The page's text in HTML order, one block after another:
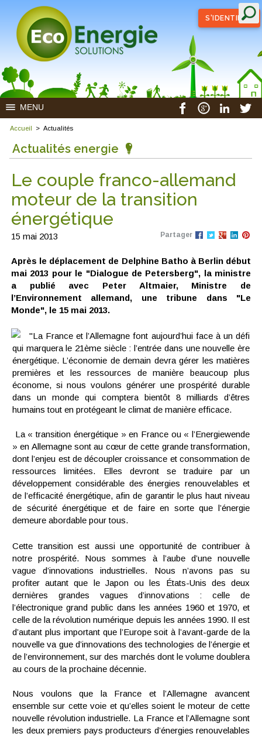
S'IDENTIFIER
MENU
Accueil > Actualités
Actualités energie
Le couple franco-allemand
moteur de la transition
énergétique
15 mai 2013 Partager
Après le déplacement de Delphine Batho à Berlin début
mai 2013 pour le "Dialogue de Petersberg", la ministre
a publié avec Peter Altmaier, Ministre de
l’Environnement allemand, une tribune dans "Le
Monde", le 15 mai 2013.
"La France et l’Allemagne font aujourd’hui face à un défi
qui marquera le 21ème siècle : l’entrée dans une nouvelle ère
énergétique. L’économie de demain devra gérer les matières
premières et les ressources de manière beaucoup plus
économe, si nous voulons générer une prospérité durable
dans un monde qui comptera bientôt 8 milliards d’êtres
humains tout en protégeant le climat de manière efficace.
La « transition énergétique » en France ou « l’Energiewende
» en Allemagne sont au cœur de cette grande transformation,
dont l’enjeu est de découpler croissance et consommation de
ressources limitées. Elles devront se traduire par un
développement considérable des énergies renouvelables et
de l’efficacité énergétique, afin de garantir le plus haut niveau
de sécurité énergétique et de faire en sorte que l’énergie
demeure abordable pour tous.
Cette transition est aussi une opportunité de contribuer à
notre prospérité. Nous sommes à l’aube d’une nouvelle
vague d’innovations industrielles. Nous n’avons pas su
profiter autant que le Japon ou les États-Unis des deux
dernières grandes vagues d’innovations : celle de
l’électronique grand public dans les années 1960 et 1970, et
celle de la révolution numérique depuis les années 1990. Il est
d’autant plus important que l’Europe soit à l’avant-garde de la
nouvelle va gue d’innovations des technologies de l’énergie et
de l’environnement, sur des marchés dont le volume doublera
au cours de la prochaine décennie.
Nous voulons que la France et l’Allemagne avancent
ensemble sur cette voie et qu’elles soient le moteur de cette
nouvelle révolution industrielle. La France et l’Allemagne sont
les deux premiers pays producteurs d’énergies renouvelables